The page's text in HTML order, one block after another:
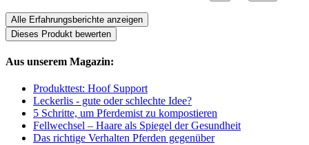
Alle Erfahrungsberichte anzeigen
Dieses Produkt bewerten
Aus unserem Magazin:
Produkttest: Hoof Support
Leckerlis - gute oder schlechte Idee?
5 Schritte, um Pferdemist zu kompostieren
Fellwechsel – Haare als Spiegel der Gesundheit
Das richtige Verhalten Pferden gegenüber